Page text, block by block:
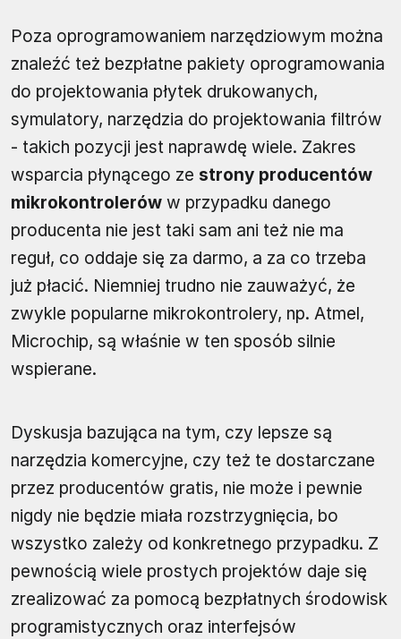
Poza oprogramowaniem narzędziowym można
znaleźć też bezpłatne pakiety oprogramowania
do projektowania płytek drukowanych,
symulatory, narzędzia do projektowania filtrów
- takich pozycji jest naprawdę wiele. Zakres
wsparcia płynącego ze strony producentów
mikrokontrolerów w przypadku danego
producenta nie jest taki sam ani też nie ma
reguł, co oddaje się za darmo, a za co trzeba
już płacić. Niemniej trudno nie zauważyć, że
zwykle popularne mikrokontrolery, np. Atmel,
Microchip, są właśnie w ten sposób silnie
wspierane.
Dyskusja bazująca na tym, czy lepsze są
narzędzia komercyjne, czy też te dostarczane
przez producentów gratis, nie może i pewnie
nigdy nie będzie miała rozstrzygnięcia, bo
wszystko zależy od konkretnego przypadku. Z
pewnością wiele prostych projektów daje się
zrealizować za pomocą bezpłatnych środowisk
programistycznych oraz interfejsów